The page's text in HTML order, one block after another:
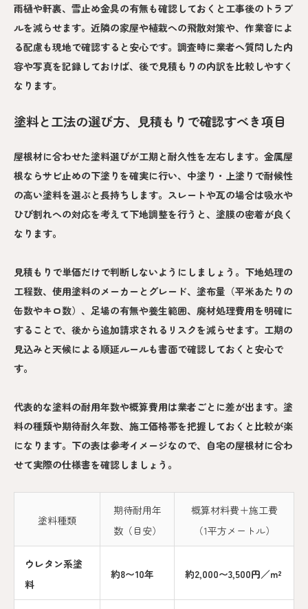
雨樋や軒裏、雪止め金具の有無も確認しておくと工事後のトラブ
ルを減らせます。近隣の家屋や植栽への飛散対策や、作業音によ
る配慮も現地で確認すると安心です。調査時に業者へ質問した内
容や写真を記録しておけば、後で見積もりの内訳を比較しやすく
なります。
塗料と工法の選び方、見積もりで確認すべき項目
屋根材に合わせた塗料選びが工期と耐久性を左右します。金属屋
根ならサビ止めの下塗りを確実に行い、中塗り・上塗りで耐候性
の高い塗料を選ぶと長持ちします。スレートや瓦の場合は吸水や
ひび割れへの対応を考えて下地調整を行うと、塗膜の密着が良く
なります。
見積もりで単価だけで判断しないようにしましょう。下地処理の
工程数、使用塗料のメーカーとグレード、塗布量（平米あたりの
缶数やキロ数）、足場の有無や養生範囲、廃材処理費用を明確に
することで、後から追加請求されるリスクを減らせます。工期の
見込みと天候による順延ルールも書面で確認しておくと安心で
す。
代表的な塗料の耐用年数や概算費用は業者ごとに差が出ます。塗
料の種類や期待耐久年数、施工価格帯を把握しておくと比較が楽
になります。下の表は参考イメージなので、自宅の屋根材に合わ
せて実際の仕様書を確認しましょう。
塗料種類
期待耐用年
数（目安）
概算材料費＋施工費
（1平方メートル）
ウレタン系塗
料
約8〜10年 約2,000〜3,500円／m²